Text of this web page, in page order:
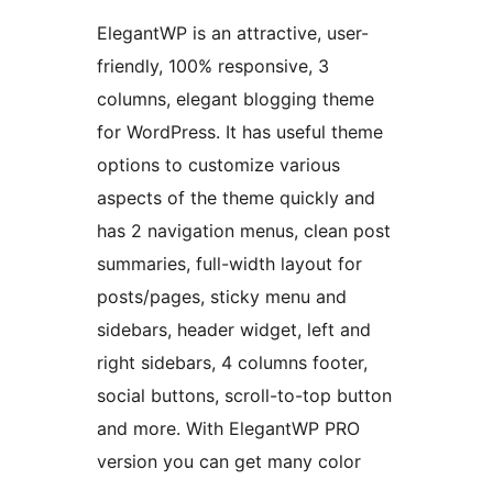
ElegantWP is an attractive, user-
friendly, 100% responsive, 3
columns, elegant blogging theme
for WordPress. It has useful theme
options to customize various
aspects of the theme quickly and
has 2 navigation menus, clean post
summaries, full-width layout for
posts/pages, sticky menu and
sidebars, header widget, left and
right sidebars, 4 columns footer,
social buttons, scroll-to-top button
and more. With ElegantWP PRO
version you can get many color